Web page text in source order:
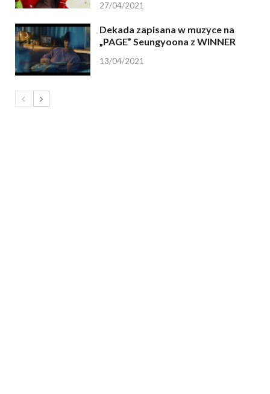
27/04/2021
Dekada zapisana w muzyce na
„PAGE” Seungyoona z WINNER
13/04/2021